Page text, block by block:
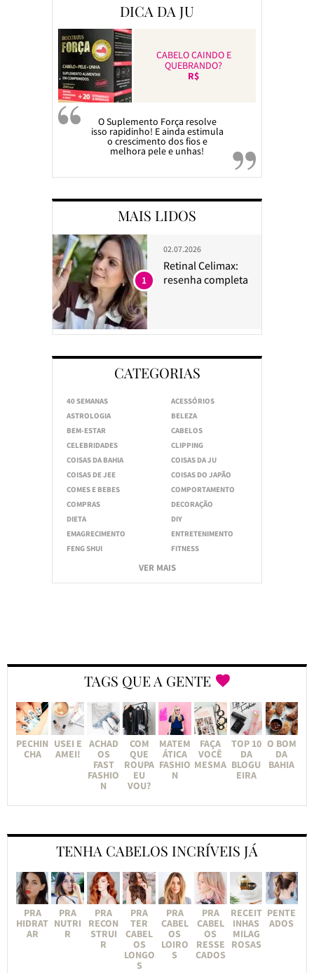
DICA DA JU
CABELO CAINDO E
QUEBRANDO?
R$
O Suplemento Força resolve
isso rapidinho! E ainda estimula
o crescimento dos fios e
melhora pele e unhas!
MAIS LIDOS
02.07.2026
Retinal Celimax:
resenha completa
1
CATEGORIAS
40 SEMANAS
ACESSÓRIOS
ASTROLOGIA
BELEZA
BEM-ESTAR
CABELOS
CELEBRIDADES
CLIPPING
COISAS DA BAHIA
COISAS DA JU
COISAS DE JEE
COISAS DO JAPÃO
COMES E BEBES
COMPORTAMENTO
COMPRAS
DECORAÇÃO
DIETA
DIY
EMAGRECIMENTO
ENTRETENIMENTO
FENG SHUI
FITNESS
VER MAIS
TAGS QUE A GENTE
PECHIN
CHA
USEI E
AMEI!
ACHAD
OS
FAST
FASHIO
N
COM
QUE
ROUPA
EU
VOU?
MATEM
ÁTICA
FASHIO
N
FAÇA
VOCÊ
MESMA
TOP 10
DA
BLOGU
EIRA
O BOM
DA
BAHIA
TENHA CABELOS INCRÍVEIS JÁ
PRA
HIDRAT
AR
PRA
NUTRI
R
PRA
RECON
STRUI
R
PRA
TER
CABEL
OS
LONGO
S
PRA
CABEL
OS
LOIRO
S
PRA
CABEL
OS
RESSE
CADOS
RECEIT
INHAS
MILAG
ROSAS
PENTE
ADOS